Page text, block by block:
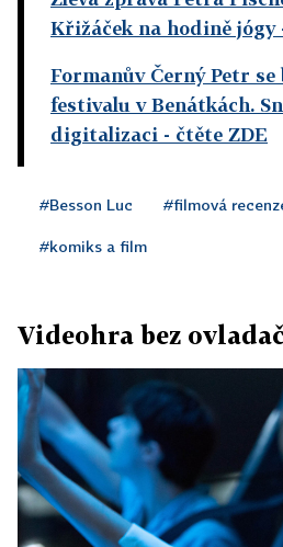
Křižáček na hodině jógy
Formanův Černý Petr
festivalu v Benátkách.
digitalizaci - čtěte ZDE
#Besson Luc #filmová
#komiks a film
Videohra bez